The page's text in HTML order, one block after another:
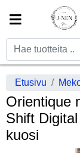
Etusivu
Orientique
Shift
kuosi